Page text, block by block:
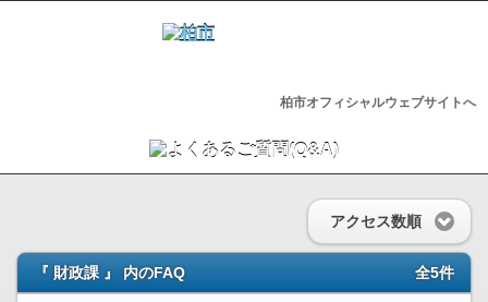
柏市オフィシャルウェブサイトへ
アクセス数順
『 財政課 』 内のFAQ 全5件